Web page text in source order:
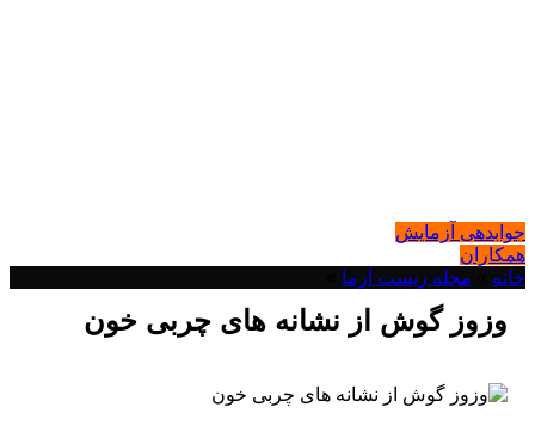
جوابدهی آزمایش
همکاران
خانه
مجله زیست آزما
وزوز گوش از نشانه های چربی خون